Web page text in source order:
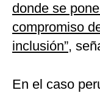
donde se
compromiso
inclusión”,
En el caso